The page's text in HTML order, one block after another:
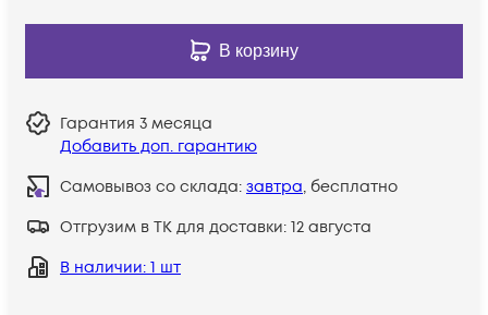
В корзину
Гарантия 3 месяца
Добавить доп. гарантию
Самовывоз со склада: завтра, бесплатно
Отгрузим в ТК для доставки: 12 августа
В наличии: 1 шт